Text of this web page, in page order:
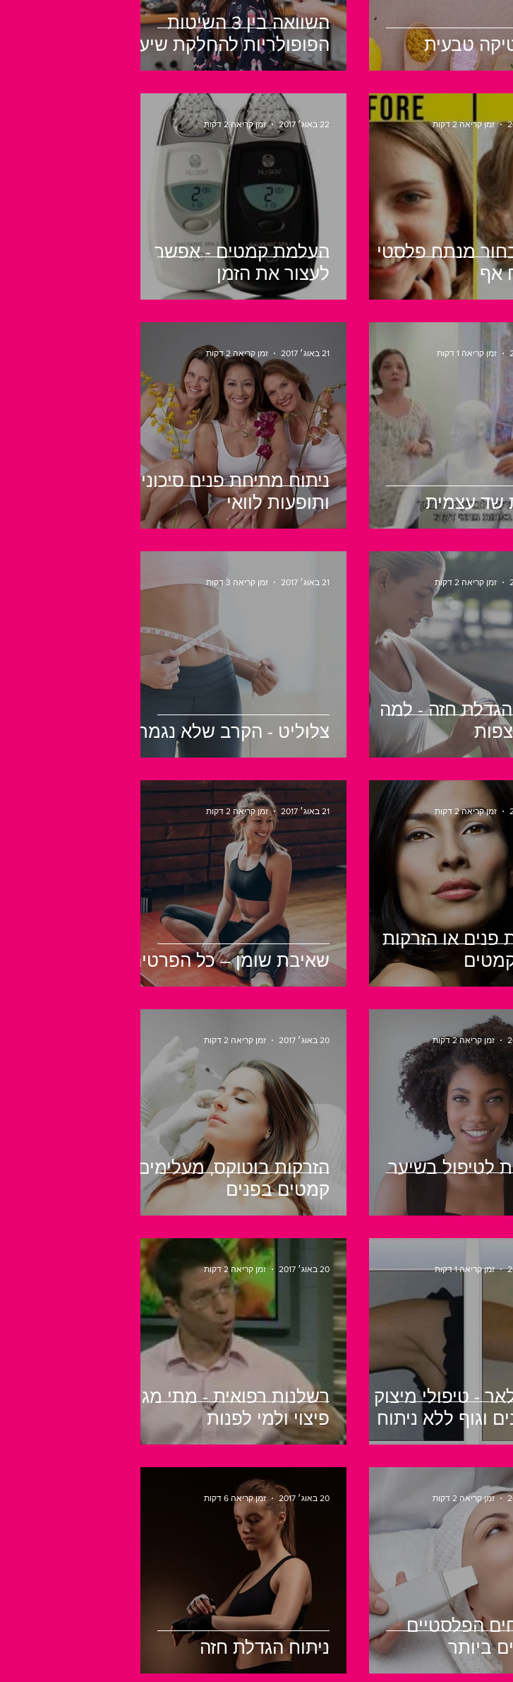
טבעית
השוואה בין 3 השיטות
הפופולריות להחלקת שיער
מנתח פלסטי
אף
זמן קריאה 2 דקות
העלמת קמטים - אפשר
לעצור את הזמן
22 באוג׳ 2017 זמן קריאה 2 דקות
שד עצמית
זמן קריאה 1 דקות
ניתוח מתיחת פנים סיכונים
ותופעות לוואי
21 באוג׳ 2017 זמן קריאה 2 דקות
הגדלת חזה - למה
זמן קריאה 2 דקות
צלוליט - הקרב שלא נגמר
21 באוג׳ 2017 זמן קריאה 3 דקות
פנים או הזרקות
זמן קריאה 2 דקות
שאיבת שומן – כל הפרטים
21 באוג׳ 2017 זמן קריאה 2 דקות
לטיפול בשיער
זמן קריאה 2 דקות
הזרקות בוטוקס, מעלימים
קמטים בפנים
20 באוג׳ 2017 זמן קריאה 2 דקות
- טיפולי מיצוק
וגוף ללא ניתוח
זמן קריאה 1 דקות
רשלנות רפואית - מתי מגיע
פיצוי ולמי לפנות
20 באוג׳ 2017 זמן קריאה 2 דקות
הפלסטיים
ביותר
זמן קריאה 2 דקות
ניתוח הגדלת חזה
20 באוג׳ 2017 זמן קריאה 6 דקות